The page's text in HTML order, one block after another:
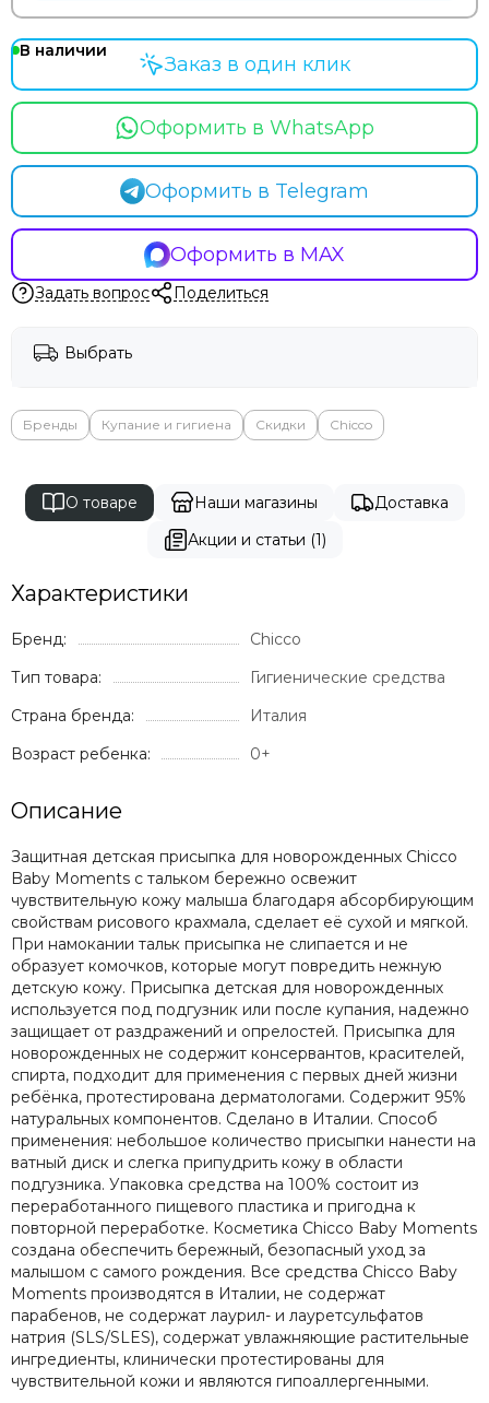
Izzi
Jane
Joolz
Labala
Leoking
Maier
Mayoral
Medela
Mibella
Milli
Momcozy
Mombella
Mustela
Nuna
Offspring
Organic Factory
Osann
Peg Perego
Pigeon
Pituso
Ramili
Recaro
Red Castle
Redsbaby
Suavinex
Somelove
Sweet Baby
Swimtrainer
Tutis
Tutti Bambini
Tutti di Mare
UPPAbaby
Valco Baby
VTech
Гандылян
Лель
Наследник Выжанова
4moms
В наличии
Оформить в WhatsApp
Оформить в Telegram
Оформить в MAX
Заказ в один клик
Задать вопрос Поделиться
Выбрать
Бренды Купание и гигиена Скидки Chicco
О товаре Наши магазины
Доставка
Акции и статьи (1)
Характеристики
Бренд:
Chicco
Тип товара:
Гигиенические средства
Страна бренда:
Италия
Возраст ребенка:
0+
Описание
Защитная детская присыпка для новорожденных Chicco
Baby Moments с тальком бережно освежит
чувствительную кожу малыша благодаря абсорбирующим
свойствам рисового крахмала, сделает её сухой и мягкой.
При намокании тальк присыпка не слипается и не
образует комочков, которые могут повредить нежную
детскую кожу. Присыпка детская для новорожденных
используется под подгузник или после купания, надежно
защищает от раздражений и опрелостей. Присыпка для
новорожденных не содержит консервантов, красителей,
спирта, подходит для применения с первых дней жизни
ребёнка, протестирована дерматологами. Содержит 95%
натуральных компонентов. Сделано в Италии. Способ
применения: небольшое количество присыпки нанести на
ватный диск и слегка припудрить кожу в области
подгузника. Упаковка средства на 100% состоит из
переработанного пищевого пластика и пригодна к
повторной переработке. Косметика Chicco Baby Moments
создана обеспечить бережный, безопасный уход за
малышом с самого рождения. Все средства Chicco Baby
Moments производятся в Италии, не содержат
парабенов, не содержат лаурил- и лауретсульфатов
натрия (SLS/SLES), содержат увлажняющие растительные
ингредиенты, клинически протестированы для
чувствительной кожи и являются гипоаллергенными.